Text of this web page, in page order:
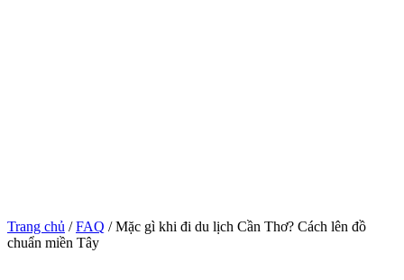
Trang chủ /FAQ / Mặc gì khi đi du lịch Cần Thơ? Cách lên đồ
chuẩn miền Tây